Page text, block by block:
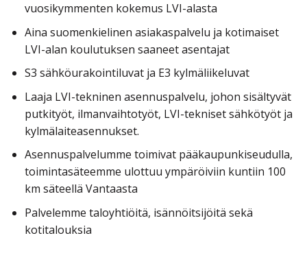
vuosikymmenten kokemus LVI-alasta
Aina suomenkielinen asiakaspalvelu ja kotimaiset
LVI-alan koulutuksen saaneet asentajat
S3 sähköurakointiluvat ja E3 kylmäliikeluvat
Laaja LVI-tekninen asennuspalvelu, johon sisältyvät
putkityöt, ilmanvaihtotyöt, LVI-tekniset sähkötyöt ja
kylmälaiteasennukset.
Asennuspalvelumme toimivat pääkaupunkiseudulla,
toimintasäteemme ulottuu ympäröiviin kuntiin 100
km säteellä Vantaasta
Palvelemme taloyhtiöitä, isännöitsijöitä sekä
kotitalouksia